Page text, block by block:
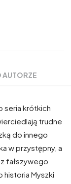
AUTORZE
seria krótkich
trudne
do innego
w przystępny, a
fałszywego
historia Myszki